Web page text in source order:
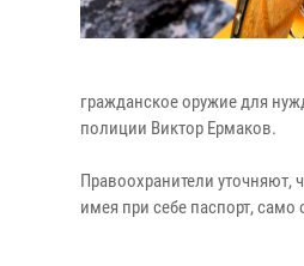
гражданское оружие для
полиции Виктор Ермаков.
Правоохранители уточняют,
имея при себе паспорт,